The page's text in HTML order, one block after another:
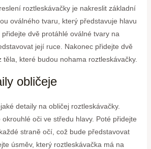
roztleskávačky je nakreslit základní
oválného tvaru, který představuje hlavu
přidejte dvě protáhlé oválné tvary na
její ruce. Nakonec přidejte dvě
které budou nohama roztleskávačky.
obličeje
detaily na obličej roztleskávačky.
oči ve středu hlavy. Poté přidejte
straně očí, což bude představovat
úsměv, který roztleskávačka má na